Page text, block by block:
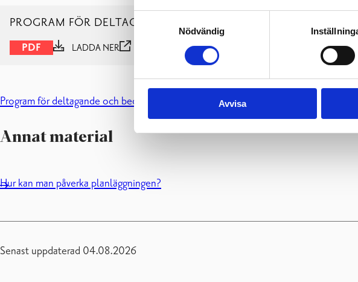
Samtyckesval
Nödvändig
Avvisa
PROGRAM FÖR DELTAGANDE OCH BEDÖMNING –
PDF LADDA NER
Program för deltagande och bedömning
Annat material
Hur kan man påverka planläggningen?
Senast uppdaterad 04.08.2026